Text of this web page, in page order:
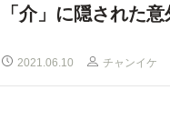
「介」に隠された
2021.06.10 チャンイケ